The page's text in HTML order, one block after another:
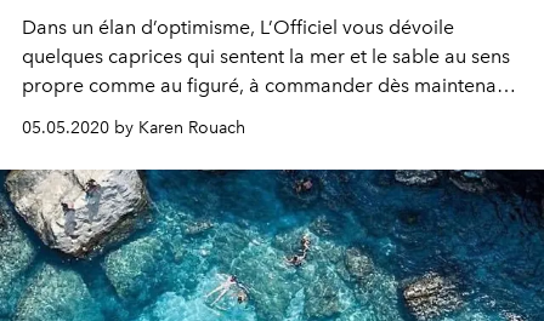
Dans un élan d’optimisme, L’Officiel vous dévoile
quelques caprices qui sentent la mer et le sable au sens
propre comme au figuré, à commander dès maintenant
encore si nous auront un vrai été 2020.
05.05.2020 by Karen Rouach